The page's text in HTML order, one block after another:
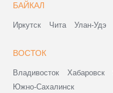
БАЙКАЛ
Иркутск Чита Улан-Удэ
ВОСТОК
Владивосток Хабаровск
Южно-Сахалинск